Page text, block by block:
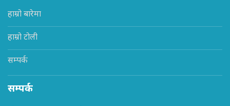
हाम्रो बारेमा
हाम्रो टोली
सम्पर्क
सम्पर्क